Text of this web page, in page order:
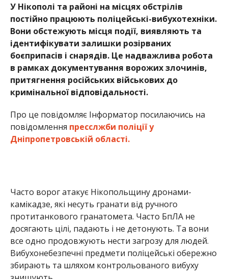
У Нікополі та районі на місцях обстрілів
постійно працюють поліцейські-вибухотехніки.
Вони обстежують місця події, виявляють та
ідентифікувати залишки розірваних
боєприпасів і снарядів. Це надважлива робота
в рамках документування ворожих злочинів,
притягнення російських військових до
кримінальної відповідальності.
Про це повідомляє Інформатор посилаючись на
повідомлення пресслжби поліції у
Дніпропетровській області.
Часто ворог атакує Нікопольщину дронами-
камікадзе, які несуть гранати від ручного
протитанкового гранатомета. Часто БпЛА не
досягають цілі, падають і не детонують. Та вони
все одно продовжують нести загрозу для людей.
Вибухонебезпечні предмети поліцейські обережно
збирають та шляхом контрольованого вибуху